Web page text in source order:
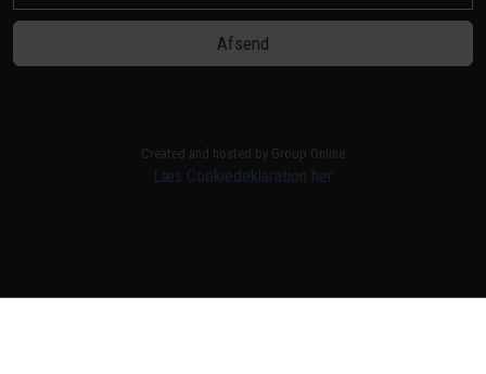
Created and hosted by Group Online
Læs Cookiedeklaration her​